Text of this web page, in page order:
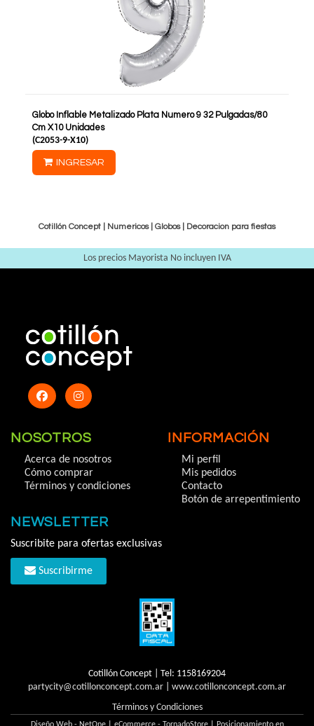
Globo Inflable Metalizado Plata Numero 9 32 Pulgadas/80
Cm X10 Unidades
(C2053-9-X10)
INGRESAR
Cotillón Concept | Numericos| Globos| Decoracion para fiestas
Los precios Mayorista No incluyen IVA
NOSOTROS
Acerca de nosotros
Cómo comprar
Términos y condiciones
INFORMACIÓN
Mi perfil
Mis pedidos
Contacto
Botón de arrepentimiento
NEWSLETTER
Suscribite para ofertas exclusivas
Suscribirme
Cotillón Concept | Tel: 1158169204
partycity@cotillonconcept.com.ar
www.cotillonconcept.com.ar
Términos y Condiciones